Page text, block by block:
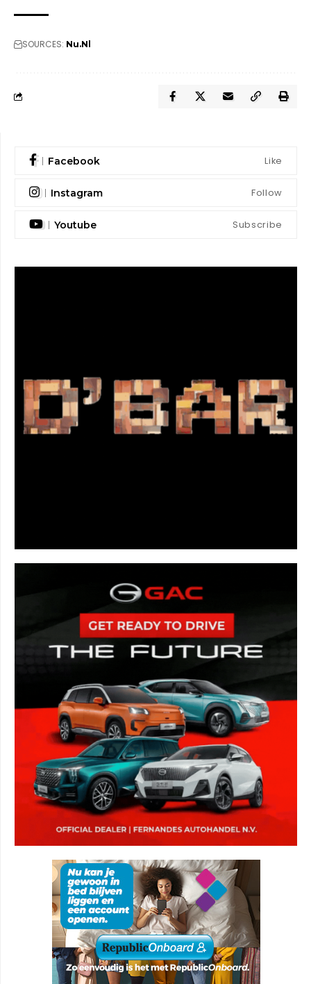
SOURCES: Nu.Nl
Facebook Like
Instagram Follow
Youtube Subscribe